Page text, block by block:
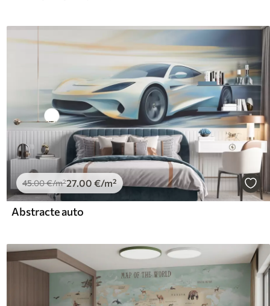
45.00€/m²27.00 €/m²
Abstracte auto